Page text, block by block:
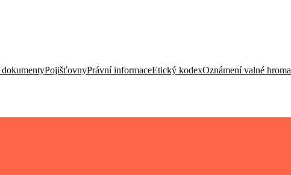
PojišťovnyPrávní informaceEtický kodexOznámení valné